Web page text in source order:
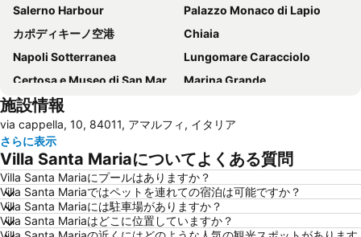
Salerno Harbour
Palazzo Monaco di Lapio
カポディキーノ空港
Chiaia
Napoli Sotterranea
Lungomare Caracciolo
Certosa e Museo di San Martino
Marina Grande
Porto di Napoli
Lungomare Trieste
Museo di Capodimonte
Castel dell'Ovo
Porto di Salerno
Liparlati
Costiera Amalfitana
Villa Rufolo
Stazione di Sorrento
Via Toledo
Piazza Bellini
施設情報
via cappella, 10, 84011, アマルフィ, イタリア
さらに表示
Villa Santa Mariaについてよくある質問
Villa Santa Mariaにプールはありますか？
Villa Santa Mariaではペットを連れての宿泊は可能ですか？
Villa Santa Mariaには駐車場がありますか？
Villa Santa Mariaはどこに位置していますか？